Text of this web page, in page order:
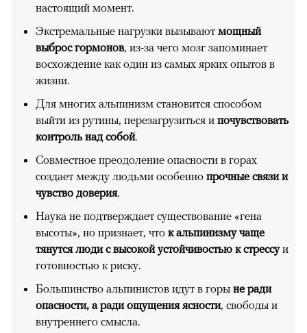
настоящий момент.
Экстремальные нагрузки вызывают мощный
выброс гормонов, из-за чего мозг запоминает
восхождение как один из самых ярких опытов в
жизни.
Для многих альпинизм становится способом
выйти из рутины, перезагрузиться и почувствовать
контроль над собой.
Совместное преодоление опасности в горах
создает между людьми особенно прочные связи и
чувство доверия.
Наука не подтверждает существование «гена
высоты», но признает, что к альпинизму чаще
тянутся люди с высокой устойчивостью к стрессуи
готовностью к риску.
Большинство альпинистов идут в горы не ради
опасности, а ради ощущения ясности, свободы и
внутреннего смысла.